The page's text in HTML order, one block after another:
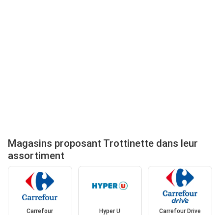
Magasins proposant Trottinette dans leur
assortiment
Carrefour Hyper U Carrefour Drive